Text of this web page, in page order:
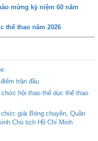
mừng kỷ niệm 60 năm
thể thao năm 2026
trận đầu
hội thao thể dục thể thao
giải Bóng chuyền, Quần
Chủ tịch Hồ Chí Minh